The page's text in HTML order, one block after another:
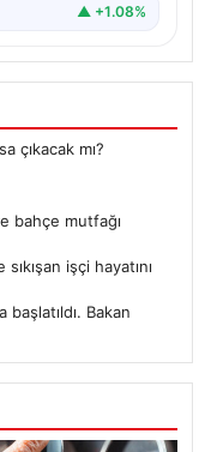
▲ +1.08%
çıkacak mı?
bahçe mutfağı
işçi hayatını
Bakan